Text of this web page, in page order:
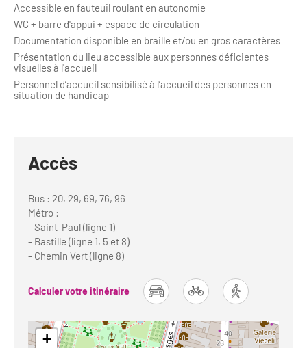
Accessible en fauteuil roulant en autonomie
WC + barre d'appui + espace de circulation
Documentation disponible en braille et/ou en gros caractères
Présentation du lieu accessible aux personnes déficientes
visuelles à l'accueil
Personnel d’accueil sensibilisé à l’accueil des personnes en
situation de handicap
Accès
Bus : 20, 29, 69, 76, 96
Métro :
- Saint-Paul (ligne 1)
- Bastille (ligne 1, 5 et 8)
- Chemin Vert (ligne 8)
Calculer votre itinéraire
car bike foot
+